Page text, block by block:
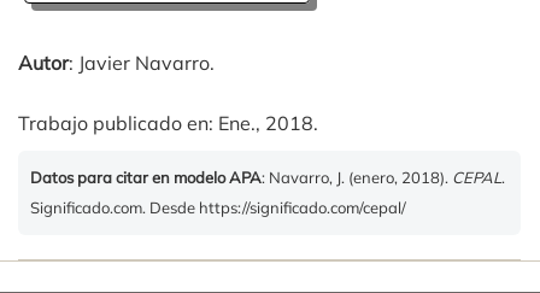
Autor: Javier Navarro.
Trabajo publicado en: Ene., 2018.
Datos para citar en modelo APA: Navarro, J. (enero, 2018). CEPAL.
Significado.com. Desde https://significado.com/cepal/